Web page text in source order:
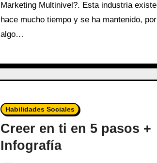
Marketing Multinivel?. Esta industria existe
hace mucho tiempo y se ha mantenido, por
algo…
Habilidades Sociales
Creer en ti en 5 pasos +
Infografía